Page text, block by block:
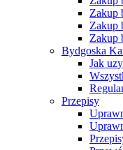
Zakup
Zakup
Zakup
Bydgoska
Jak
Przepisy